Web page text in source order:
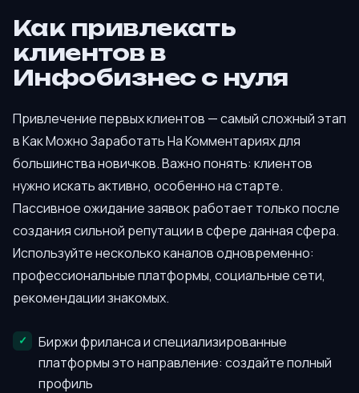
Как привлекать
клиентов в
Инфобизнес с нуля
Привлечение первых клиентов — самый сложный этап
в Как Можно Заработать На Комментариях для
большинства новичков. Важно понять: клиентов
нужно искать активно, особенно на старте.
Пассивное ожидание заявок работает только после
создания сильной репутации в сфере данная сфера.
Используйте несколько каналов одновременно:
профессиональные платформы, социальные сети,
рекомендации знакомых.
Биржи фриланса и специализированные
платформы это направление: создайте полный
профиль